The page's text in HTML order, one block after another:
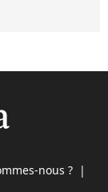
nous ? |